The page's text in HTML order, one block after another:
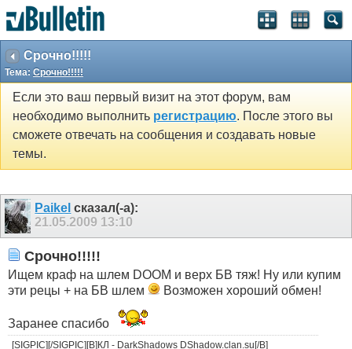
Срочно!!!!!
Тема: Срочно!!!!!
Если это ваш первый визит на этот форум, вам
необходимо выполнить регистрацию. После этого вы
сможете отвечать на сообщения и создавать новые
темы.
Paikel сказал(-а):
21.05.2009 13:10
Срочно!!!!!
Ищем краф на шлем DOOM и верх БВ тяж! Ну или купим
эти рецы + на БВ шлем
Возможен хороший обмен!
Заранее спасибо
[SIGPIC][/SIGPIC][B]КЛ - DarkShadows DShadow.clan.su[/B]